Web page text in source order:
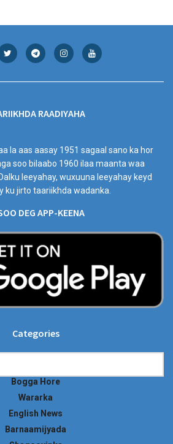
RAADIYAHA
la aas aasay 1951 sagaal sano ka hor
soo bilaabo 1960 ilaa maanta waa
leeyahay, wuxuuna leeyahay keyd
ku jirto taariikhda wadanka.
DEG APP-KEENA
Categories
Bogga Hore
Wararka
English News
Barnaamijyada